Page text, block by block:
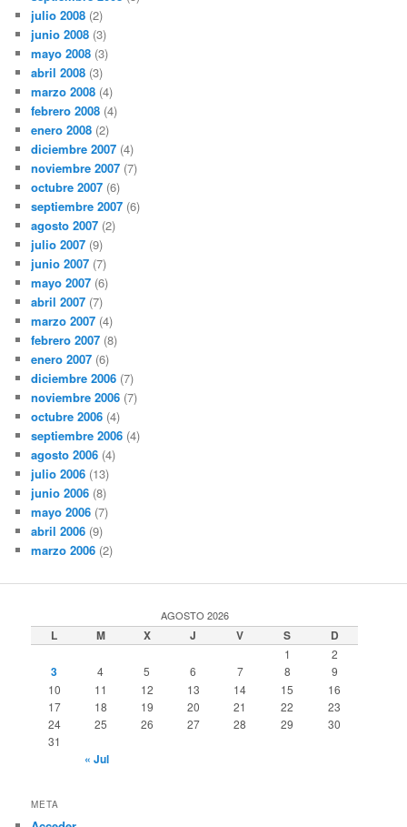
julio 2008 (2)
junio 2008 (3)
mayo 2008 (3)
abril 2008 (3)
marzo 2008 (4)
febrero 2008 (4)
enero 2008 (2)
diciembre 2007 (4)
noviembre 2007 (7)
octubre 2007 (6)
septiembre 2007 (6)
agosto 2007 (2)
julio 2007 (9)
junio 2007 (7)
mayo 2007 (6)
abril 2007 (7)
marzo 2007 (4)
febrero 2007 (8)
enero 2007 (6)
diciembre 2006 (7)
noviembre 2006 (7)
octubre 2006 (4)
septiembre 2006 (4)
agosto 2006 (4)
julio 2006 (13)
junio 2006 (8)
mayo 2006 (7)
abril 2006 (9)
marzo 2006 (2)
AGOSTO 2026
L M X J V S D
1 2
3 4 5 6 7 8
9
10
11 12 13 14 15
16
17
18 19 20 21 22
23
24
25 26 27 28 29
30
31
« Jul
META